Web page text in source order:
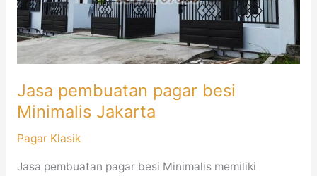
Jasa pembuatan pagar besi
Minimalis Jakarta
Pagar Klasik
Jasa pembuatan pagar besi Minimalis memiliki